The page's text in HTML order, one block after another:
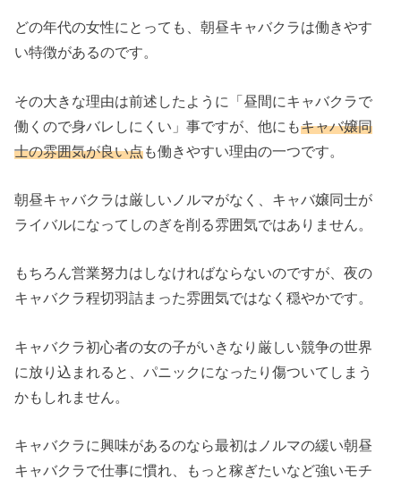
どの年代の女性にとっても、朝昼キャバクラは働きやす
い特徴があるのです。
その大きな理由は前述したように「昼間にキャバクラで
働くので身バレしにくい」事ですが、他にもキャバ嬢同
士の雰囲気が良い点も働きやすい理由の一つです。
朝昼キャバクラは厳しいノルマがなく、キャバ嬢同士が
ライバルになってしのぎを削る雰囲気ではありません。
もちろん営業努力はしなければならないのですが、夜の
キャバクラ程切羽詰まった雰囲気ではなく穏やかです。
キャバクラ初心者の女の子がいきなり厳しい競争の世界
に放り込まれると、パニックになったり傷ついてしまう
かもしれません。
キャバクラに興味があるのなら最初はノルマの緩い朝昼
キャバクラで仕事に慣れ、もっと稼ぎたいなど強いモチ